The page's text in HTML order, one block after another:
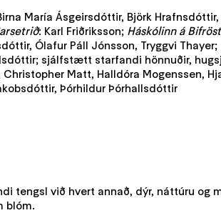
María Ásgeirsdóttir, Björk
: Karl Friðriksson; Háskólinn á Bifröst
Ólafur Páll Jónsson, Tryggvi Thayer;
sjálfstætt starfandi hönnuðir,
Matt, Halldóra Mogenssen,
Þórhildur Þórhallsdóttir
tengsl við hvert annað, dýr, náttúru
blóm.